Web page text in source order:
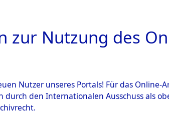
HOME BESTANDSBESCHREIBUNG
zur Nutzung des
Nutzer unseres Portals! Für das
durch den Internationalen Ausschuss als